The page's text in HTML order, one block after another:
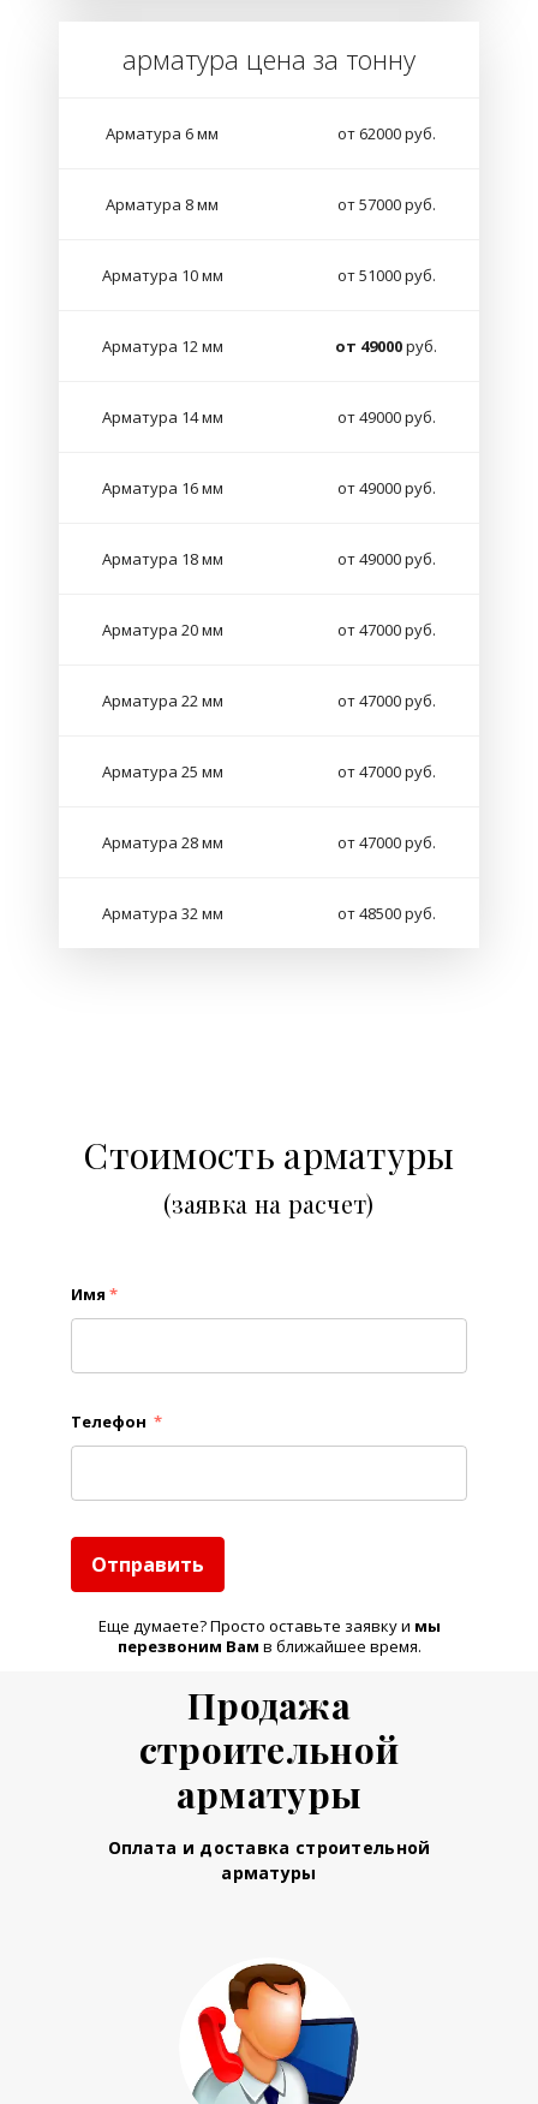
арматура цена за тонну
Арматура 6 мм от 62000 руб.
Арматура 8 мм от 57000 руб.
Арматура 10 мм от 51000 руб.
Арматура 12 мм от 49000руб.
Арматура 14 мм от 49000 руб.
Арматура 16 мм от 49000 руб.
Арматура 18 мм от 49000 руб.
Арматура 20 мм от 47000 руб.
Арматура 22 мм от 47000 руб.
Арматура 25 мм от 47000 руб.
Арматура 28 мм от 47000 руб.
Арматура 32 мм от 48500 руб.
Стоимость арматуры
(заявка на расчет)
Имя *
Телефон *
Отправить
Еще думаете? Просто оставьте заявку и мы
перезвоним Вам в ближайшее время.
Продажа
строительной
арматуры
Оплата и доставка строительной
арматуры